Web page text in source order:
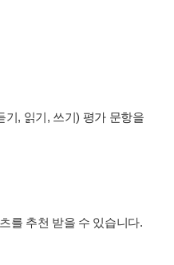
, 읽기, 쓰기) 평가 문항을
를 추천 받을 수 있습니다.